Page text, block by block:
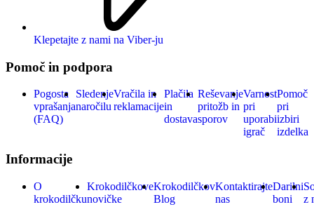
Klepetajte z nami na Viber-ju
Pomoč in podpora
Pogosta
vprašanja
(FAQ)
Sledenje
naročilu
Vračila in
reklamacije
Plačila
in
dostava
Reševanje
pritožb in
sporov
Varnost
pri
uporabi
igrač
Pomoč
pri
izbiri
izdelka
Informacije
O
krokodilčku
Krokodilčkove
novičke
Krokodilčkov
Blog
Kontaktirajte
nas
Darilni
boni
z